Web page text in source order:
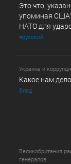
Это что,
упоминая
НАТО для
ярусский
Украина и
Какое нам
Влад
Великобритания
генералов